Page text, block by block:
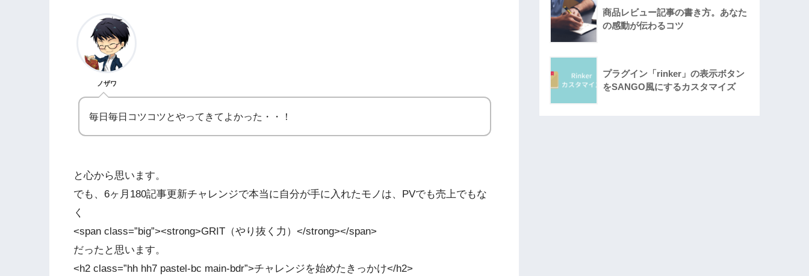
ノザワ
毎日毎日コツコツとやってきてよかった・・！
と心から思います。
でも、6ヶ月180記事更新チャレンジで本当に自分が手に入れたモノは、PVでも売上でもな
く
<span class=”big”><strong>GRIT（やり抜く力）</strong></span>
だったと思います。
<h2 class=”hh hh7 pastel-bc main-bdr”>チャレンジを始めたきっかけ</h2>
商品レビュー記事の書き方。あなた
の感動が伝わるコツ
プラグイン「rinker」の表示ボタン
をSANGO風にするカスタマイズ